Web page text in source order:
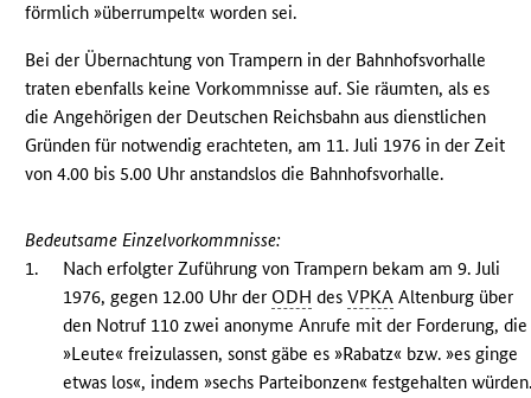
förmlich »überrumpelt« worden sei.
Bei der Übernachtung von Trampern in der Bahnhofsvorhalle
traten ebenfalls keine Vorkommnisse auf. Sie räumten, als es
die Angehörigen der Deutschen Reichsbahn aus dienstlichen
Gründen für notwendig erachteten, am 11. Juli 1976 in der Zeit
von 4.00 bis 5.00 Uhr anstandslos die Bahnhofsvorhalle.
Bedeutsame Einzelvorkommnisse:
1.
Nach erfolgter Zuführung von Trampern bekam am 9. Juli
1976, gegen 12.00 Uhr der ODH desVPKA Altenburg über
den Notruf 110 zwei anonyme Anrufe mit der Forderung, die
»Leute« freizulassen, sonst gäbe es »Rabatz« bzw. »es ginge
etwas los«, indem »sechs Parteibonzen« festgehalten